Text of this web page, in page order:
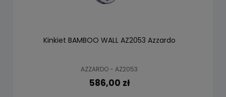
Kinkiet BAMBOO WALL AZ2053 Azzardo
AZZARDO - AZ2053
586,00 zł